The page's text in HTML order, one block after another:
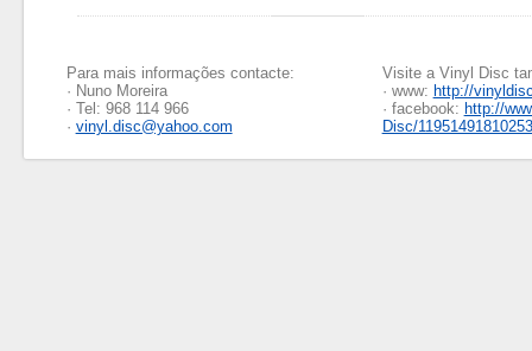
Para mais informações contacte:
· Nuno Moreira
· Tel: 968 114 966
· vinyl.disc@yahoo.com
Visite a Vinyl Disc
· www: http://
· facebook: http://
Disc/